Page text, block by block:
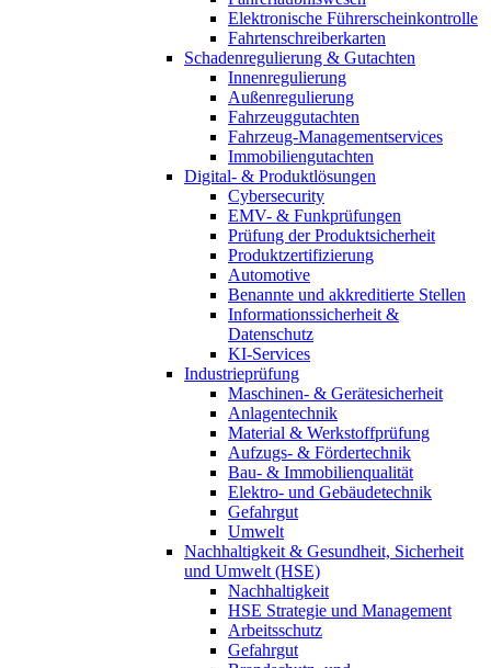
Elektronische Führerscheinkontrolle
Fahrtenschreiberkarten
Schadenregulierung & Gutachten
Innenregulierung
Außenregulierung
Fahrzeuggutachten
Fahrzeug-Managementservices
Immobiliengutachten
Digital- & Produktlösungen
Cybersecurity
EMV- & Funkprüfungen
Prüfung der Produktsicherheit
Produktzertifizierung
Automotive
Benannte und akkreditierte Stellen
Informationssicherheit &
Datenschutz
KI-Services
Industrieprüfung
Maschinen- & Gerätesicherheit
Anlagentechnik
Material & Werkstoffprüfung
Aufzugs- & Fördertechnik
Bau- & Immobilienqualität
Elektro- und Gebäudetechnik
Gefahrgut
Umwelt
Nachhaltigkeit & Gesundheit, Sicherheit
und Umwelt (HSE)
Nachhaltigkeit
HSE Strategie und Management
Arbeitsschutz
Gefahrgut